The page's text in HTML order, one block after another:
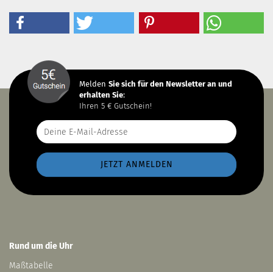
Melden Sie sich für den Newsletter an und
erhalten Sie:
Ihren 5 € Gutschein!
Rund um die Uhr
Maßtabelle